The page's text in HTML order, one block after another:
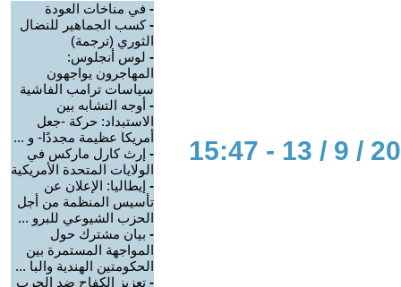
- في مناخات العودة
-كسب الجماهير للنضال
الثوري (ترجمة)
- لوس أنجلوس:
المهاجرون يواجهون
سياسات ترامب الفاشية
- أوجه التشابه بين
الاستبداد: حركة -جعل
أمريكا عظيمة مجددًا- و ...
- إرث كارل ماركس في
الولايات المتحدة الأمريكية
- إيطاليا: الإعلان عن
تأسيس المنظمة من أجل
الحزب الشيوعي للبرو ...
- بيان مشترك حول
المواجهة المستمرة بين
الحكومتين الهندية والبا ...
- تعزيز الكفاح ضد الحرب